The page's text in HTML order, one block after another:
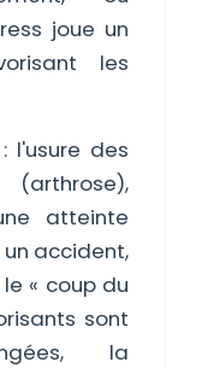
joue un
les
l'usure des
atteinte
un accident,
« coup du
sont
la